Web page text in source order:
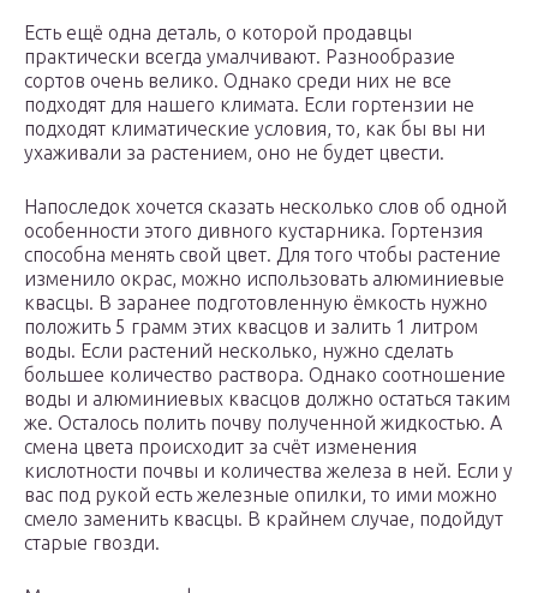
Есть ещё одна деталь, о которой продавцы
практически всегда умалчивают. Разнообразие
сортов очень велико. Однако среди них не все
подходят для нашего климата. Если гортензии не
подходят климатические условия, то, как бы вы ни
ухаживали за растением, оно не будет цвести.
Напоследок хочется сказать несколько слов об одной
особенности этого дивного кустарника. Гортензия
способна менять свой цвет. Для того чтобы растение
изменило окрас, можно использовать алюминиевые
квасцы. В заранее подготовленную ёмкость нужно
положить 5 грамм этих квасцов и залить 1 литром
воды. Если растений несколько, нужно сделать
большее количество раствора. Однако соотношение
воды и алюминиевых квасцов должно остаться таким
же. Осталось полить почву полученной жидкостью. А
смена цвета происходит за счёт изменения
кислотности почвы и количества железа в ней. Если у
вас под рукой есть железные опилки, то ими можно
смело заменить квасцы. В крайнем случае, подойдут
старые гвозди.